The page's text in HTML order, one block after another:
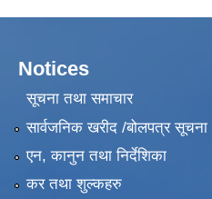
Notices
सूचना तथा समाचार
सार्वजनिक खरीद /बोलपत्र सूचना
एन, कानुन तथा निर्देशिका
कर तथा शुल्कहरु